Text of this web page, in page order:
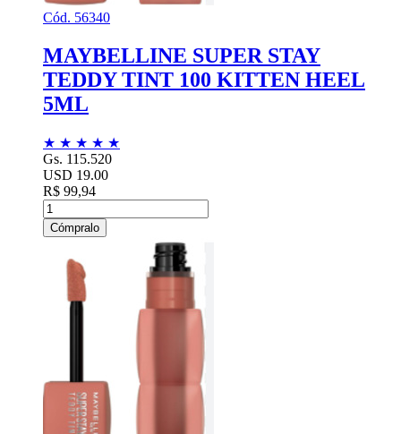
Cód. 56340
MAYBELLINE SUPER STAY
TEDDY TINT 100 KITTEN HEEL
5ML
★ ★ ★ ★ ★
Gs. 115.520
USD 19.00
R$ 99,94
Cómpralo